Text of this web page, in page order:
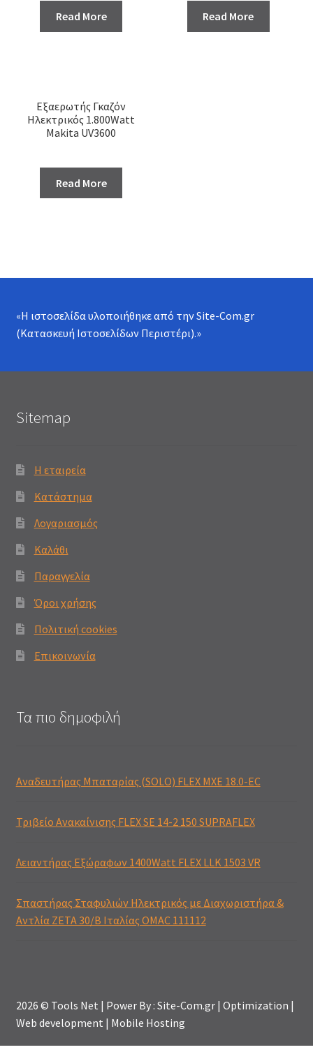
Read More Read More
Εξαερωτής Γκαζόν
Ηλεκτρικός 1.800Watt
Makita UV3600
Read More
«Η ιστοσελίδα υλοποιήθηκε από τηνSite-Com.gr
(Κατασκευή Ιστοσελίδων Περιστέρι).»
Sitemap
Η εταιρεία
Κατάστημα
Λογαριασμός
Καλάθι
Παραγγελία
Όροι χρήσης
Πολιτική cookies
Επικοινωνία
Τα πιο δημοφιλή
Αναδευτήρας Μπαταρίας (SOLO) FLEX MXE 18.0-EC
Τριβείο Ανακαίνισης FLEX SE 14-2 150 SUPRAFLEX
Λειαντήρας Εξώραφων 1400Watt FLEX LLK 1503 VR
Σπαστήρας Σταφυλιών Ηλεκτρικός με Διαχωριστήρα &
Αντλία ZETA 30/B Ιταλίας OMAC 111112
2026 © Tools Net | Power By : Site-Com.gr | Optimization |
Web development | Mobile Hosting